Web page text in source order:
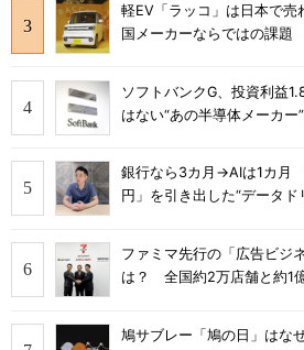
軽EV「ラッコ」は日本で
国メーカーならではの課題
ソフトバンクG、投資利益
はない“あの半導体メーカー
銀行なら3カ月→AIは1カ月
円」を引き出した“データ
ファミマ先行の「広告ビジ
は？ 全国約2万店舗と約1
鳩サブレー「鳩の日」は